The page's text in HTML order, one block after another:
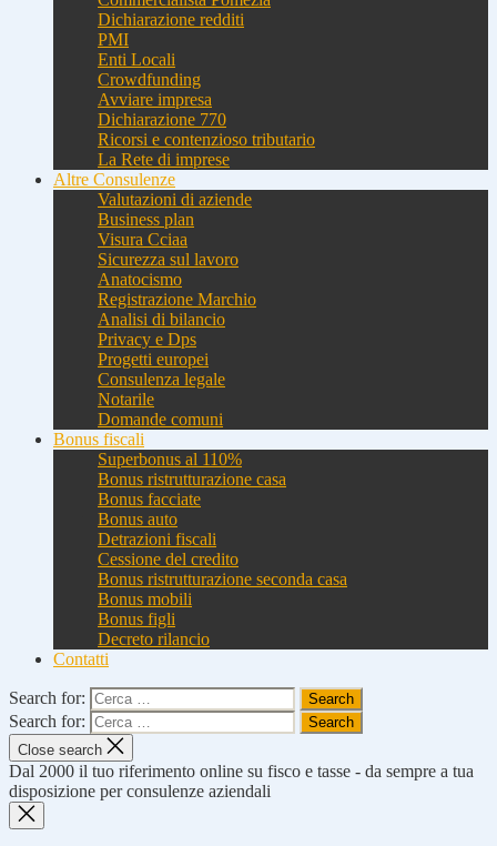
Dichiarazione redditi
PMI
Enti Locali
Crowdfunding
Avviare impresa
Dichiarazione 770
Ricorsi e contenzioso tributario
La Rete di imprese
Altre Consulenze
Valutazioni di aziende
Business plan
Visura Cciaa
Sicurezza sul lavoro
Anatocismo
Registrazione Marchio
Analisi di bilancio
Privacy e Dps
Progetti europei
Consulenza legale
Notarile
Domande comuni
Bonus fiscali
Superbonus al 110%
Bonus ristrutturazione casa
Bonus facciate
Bonus auto
Detrazioni fiscali
Cessione del credito
Bonus ristrutturazione seconda casa
Bonus mobili
Bonus figli
Decreto rilancio
Contatti
Search for:
Search for:
Close search
Dal 2000 il tuo riferimento online su fisco e tasse - da sempre a tua
disposizione per consulenze aziendali